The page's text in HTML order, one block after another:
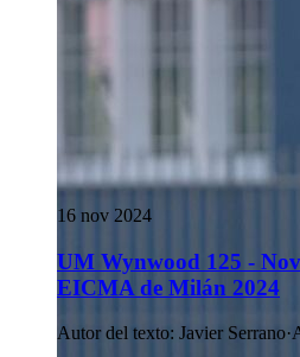
16 nov 2024
UM Wynwood 125 -
EICMA de Milán 2024
Autor del texto: Javier Serrano·